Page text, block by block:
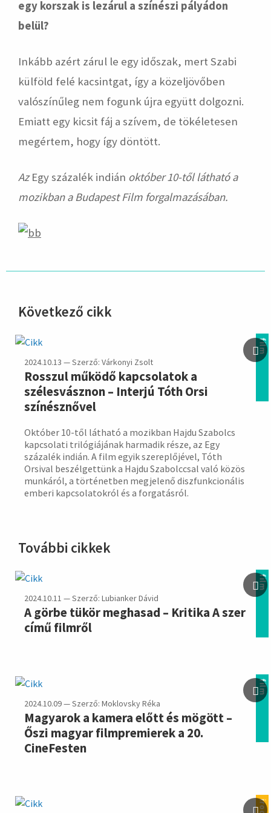
egy korszak is lezárul a színészi pályádon
belül?
Inkább azért zárul le egy időszak, mert Szabi
külföld felé kacsintgat, így a közeljövőben
valószínűleg nem fogunk újra együtt dolgozni.
Emiatt egy kicsit fáj a szívem, de tökéletesen
megértem, hogy így döntött.
AzEgy százalék indián október 10-től látható a
mozikban a Budapest Film forgalmazásában.
Következő cikk
film
2024.10.13 — Szerző: Várkonyi Zsolt
Rosszul működő kapcsolatok a
szélesvásznon – Interjú Tóth Orsi
színésznővel
Október 10-től látható a mozikban Hajdu Szabolcs
kapcsolati trilógiájának harmadik része, az Egy
százalék indián. A film egyik szereplőjével, Tóth
Orsival beszélgettünk a Hajdu Szabolccsal való közös
munkáról, a történetben megjelenő diszfunkcionális
emberi kapcsolatokról és a forgatásról.
További cikkek
film
2024.10.11 — Szerző: Lubianker Dávid
A görbe tükör meghasad – Kritika A szer
című filmről
film
2024.10.09 — Szerző: Moklovsky Réka
Magyarok a kamera előtt és mögött –
Őszi magyar filmpremierek a 20.
CineFesten